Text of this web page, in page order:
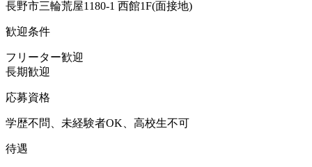
長野市三輪荒屋1180-1 西館1F(面接地)
歓迎条件
フリーター歓迎
長期歓迎
応募資格
学歴不問、未経験者OK、高校生不可
待遇